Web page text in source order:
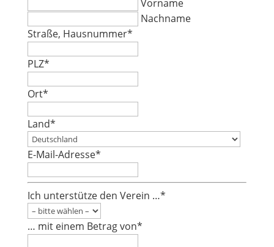
Vorname
Nachname
Straße, Hausnummer*
PLZ*
Ort*
Land*
E-Mail-Adresse*
Ich unterstütze den Verein …*
… mit einem Betrag von*